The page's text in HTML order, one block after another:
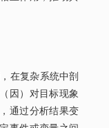
在复杂系统中剖
因）对目标现象
通过分析结果变